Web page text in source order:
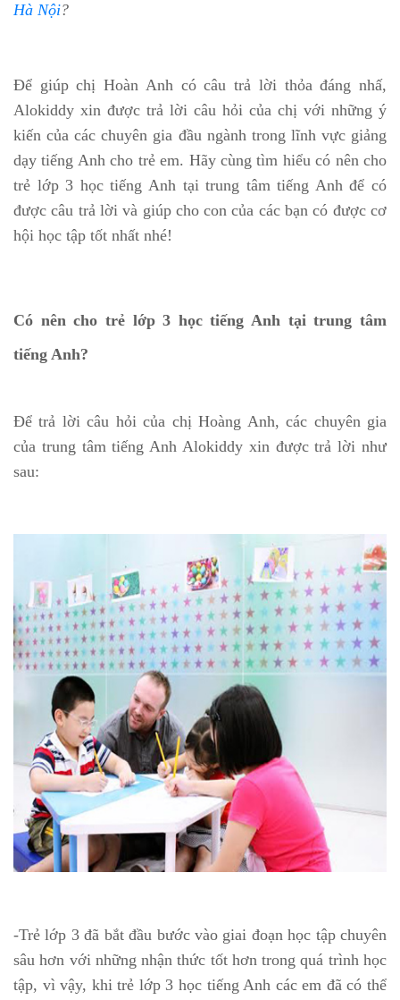
Hà Nội?
Để giúp chị Hoàn Anh có câu trả lời thỏa đáng nhấ,
Alokiddy xin được trả lời câu hỏi của chị với những ý
kiến của các chuyên gia đầu ngành trong lĩnh vực giảng
dạy tiếng Anh cho trẻ em. Hãy cùng tìm hiểu có nên cho
trẻ lớp 3 học tiếng Anh tại trung tâm tiếng Anh để có
được câu trả lời và giúp cho con của các bạn có được cơ
hội học tập tốt nhất nhé!
Có nên cho trẻ lớp 3 học tiếng Anh tại trung tâm
tiếng Anh?
Để trả lời câu hỏi của chị Hoàng Anh, các chuyên gia
của trung tâm tiếng Anh Alokiddy xin được trả lời như
sau:
-Trẻ lớp 3 đã bắt đầu bước vào giai đoạn học tập chuyên
sâu hơn với những nhận thức tốt hơn trong quá trình học
tập, vì vậy, khi trẻ lớp 3 học tiếng Anh các em đã có thể